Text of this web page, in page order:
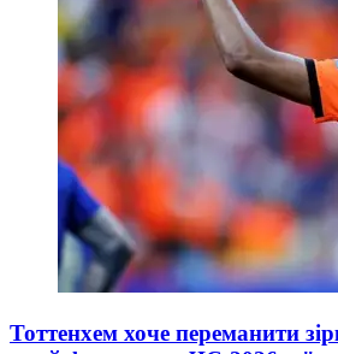
Тоттенхем хоче переманити